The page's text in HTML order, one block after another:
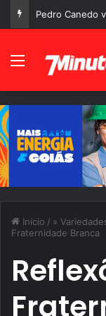
Menu
Início / »
Fraternidade Branca